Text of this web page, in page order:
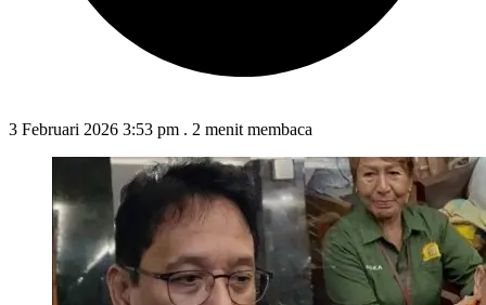
3 Februari 2026 3:53 pm . 2 menit membaca